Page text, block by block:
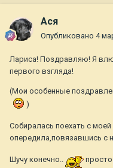
Ася
Опубликовано 4
Лариса! Поздравляю! Я
первого взгляда!
(Мои особенные
)
Собиралась поехать с
опередила,повязавшись с
Шучу конечно..